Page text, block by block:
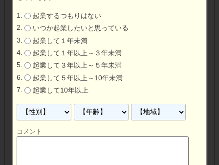
起業するつもりはない
いつか起業したいと思っている
起業して１年未満
起業して１年以上～３年未満
起業して３年以上～５年未満
起業して５年以上～10年未満
起業して10年以上
コメント